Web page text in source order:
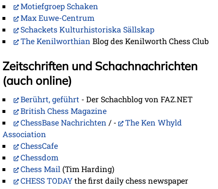
Motiefgroep Schaken
Max Euwe-Centrum
Schackets Kulturhistoriska Sällskap
The Kenilworthian Blog des Kenilworth Chess Club
Zeitschriften und Schachnachrichten
(auch online)
Berührt, geführt - Der Schachblog von FAZ.NET
British Chess Magazine
ChessBase Nachrichten / -
The Ken Whyld
Association
ChessCafe
Chessdom
Chess Mail (Tim Harding)
CHESS TODAYthe first daily chess newspaper